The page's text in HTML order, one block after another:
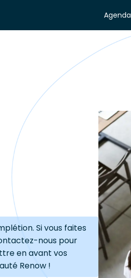
Agenda
Si vous faites
nous pour
en avant vos
Renow !